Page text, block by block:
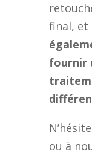
final, et
fournir
ou à